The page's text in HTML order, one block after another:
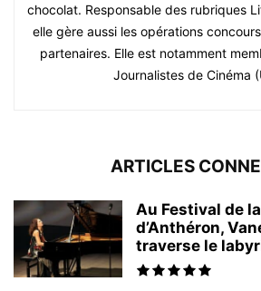
chocolat. Responsable des rubriques
elle gère aussi les opérations
partenaires. Elle est notamment
Journalistes de Cinéma
ARTICLES
Au Festival de
d’Anthéron,
traverse le